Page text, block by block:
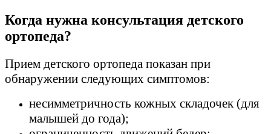
Когда нужна консультация детского
ортопеда?
Прием детского ортопеда показан при
обнаружении следующих симптомов:
несимметричность кожных складочек (для
малышей до года);